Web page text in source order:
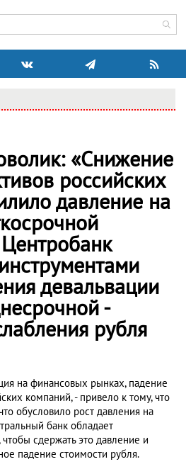
«Снижение
российских
давление на
девальвации
-
рубля
на финансовых рынках, падение
компаний, - привело к тому, что
обусловило рост давления на
банк обладает
сдержать это давление и
падение стоимости рубля.